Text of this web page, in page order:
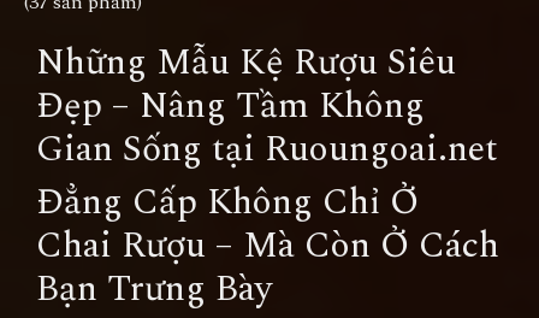
Những Mẫu Kệ Rượu Siêu
Đẹp – Nâng Tầm Không
Gian Sống tại Ruoungoai.net
Đẳng Cấp Không Chỉ Ở
Chai Rượu – Mà Còn Ở Cách
Bạn Trưng Bày